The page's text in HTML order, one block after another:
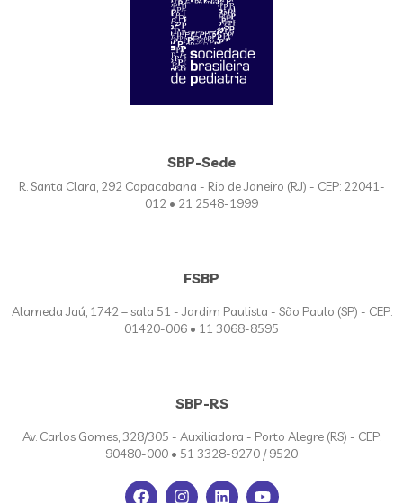
SBP-Sede
R. Santa Clara, 292 Copacabana - Rio de Janeiro (RJ) - CEP: 22041-
012 • 21 2548-1999
FSBP
Alameda Jaú, 1742 – sala 51 - Jardim Paulista - São Paulo (SP) - CEP:
01420-006 • 11 3068-8595
SBP-RS
Av. Carlos Gomes, 328/305 - Auxiliadora - Porto Alegre (RS) - CEP:
90480-000 • 51 3328-9270 / 9520